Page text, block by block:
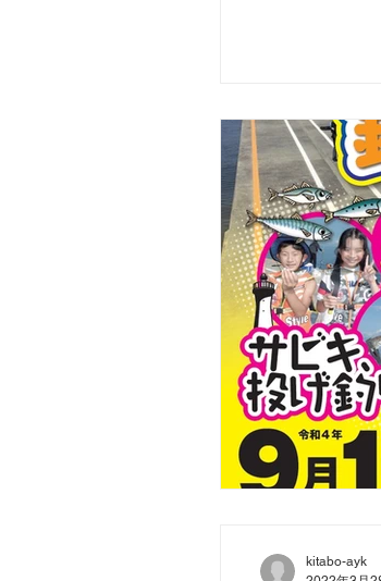
kitabo-ayk